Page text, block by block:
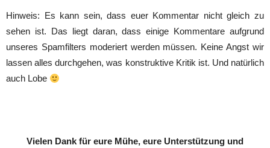
Hinweis: Es kann sein, dass euer Kommentar nicht gleich zu
sehen ist. Das liegt daran, dass einige Kommentare aufgrund
unseres Spamfilters moderiert werden müssen. Keine Angst wir
lassen alles durchgehen, was konstruktive Kritik ist. Und natürlich
auch Lobe
Vielen Dank für eure Mühe, eure Unterstützung und